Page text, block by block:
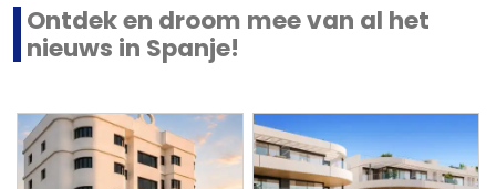
Ontdek en droom mee van al het
nieuws in Spanje!